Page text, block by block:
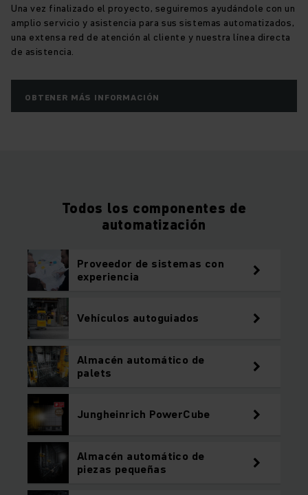
Una vez finalizado el proyecto, seguiremos ayudándole con un
amplio servicio y asistencia para sus sistemas automatizados,
una extensa red de atención al cliente y nuestra línea directa
de asistencia.
OBTENER MÁS INFORMACIÓN
Todos los componentes de
automatización
Proveedor de sistemas con
experiencia
Vehículos autoguiados
Almacén automático de
palets
Jungheinrich PowerCube
Almacén automático de
piezas pequeñas